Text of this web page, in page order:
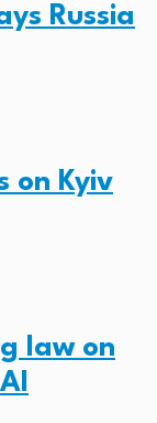
Russia
on Kyiv
law on